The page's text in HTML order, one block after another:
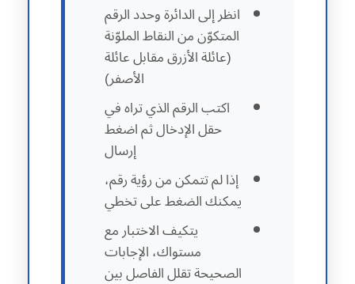
انظر إلى الدائرة وحدد الرقم
المتكوّن من النقاط الملوّنة
(عائلة الأزرق مقابل عائلة
الأصفر)
اكتب الرقم الذي تراه في
حقل الإدخال ثم اضغط
إرسال
إذا لم تتمكن من رؤية رقم،
يمكنك الضغط على تخطي
يتكيف الاختبار مع
مستواك، الإجابات
الصحيحة تقلل الفاصل بين